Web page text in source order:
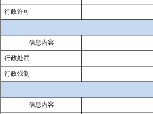
行政许可
信息内容
行政处罚
行政强制
信息内容